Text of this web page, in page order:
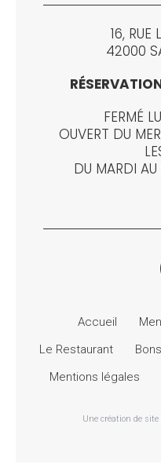
16, RUE
42000
FERMÉ
OUVERT DU
DU MARDI AU
Accueil
Le Restaurant
Mentions légales
Une création de